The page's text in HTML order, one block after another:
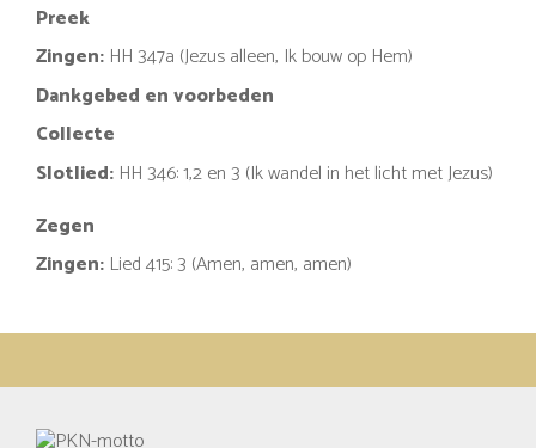
Preek
Zingen: HH 347a (Jezus alleen, Ik bouw op Hem)
Dankgebed en voorbeden
Collecte
Slotlied: HH 346: 1,2 en 3 (Ik wandel in het licht met Jezus)
Zegen
Zingen: Lied 415: 3 (Amen, amen, amen)